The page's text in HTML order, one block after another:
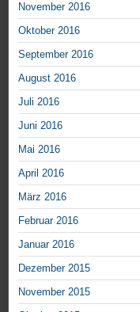
November 2016
Oktober 2016
September 2016
August 2016
Juli 2016
Juni 2016
Mai 2016
April 2016
März 2016
Februar 2016
Januar 2016
Dezember 2015
November 2015